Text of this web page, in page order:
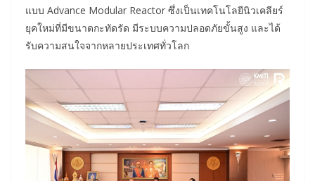
แบบ Advance Modular Reactor ซึ่งเป็นเทคโนโลยีนิวเคลียร์
ยุคใหม่ที่มีขนาดกะทัดรัด มีระบบความปลอดภัยขั้นสูง และได้
รับความสนใจจากหลายประเทศทั่วโลก